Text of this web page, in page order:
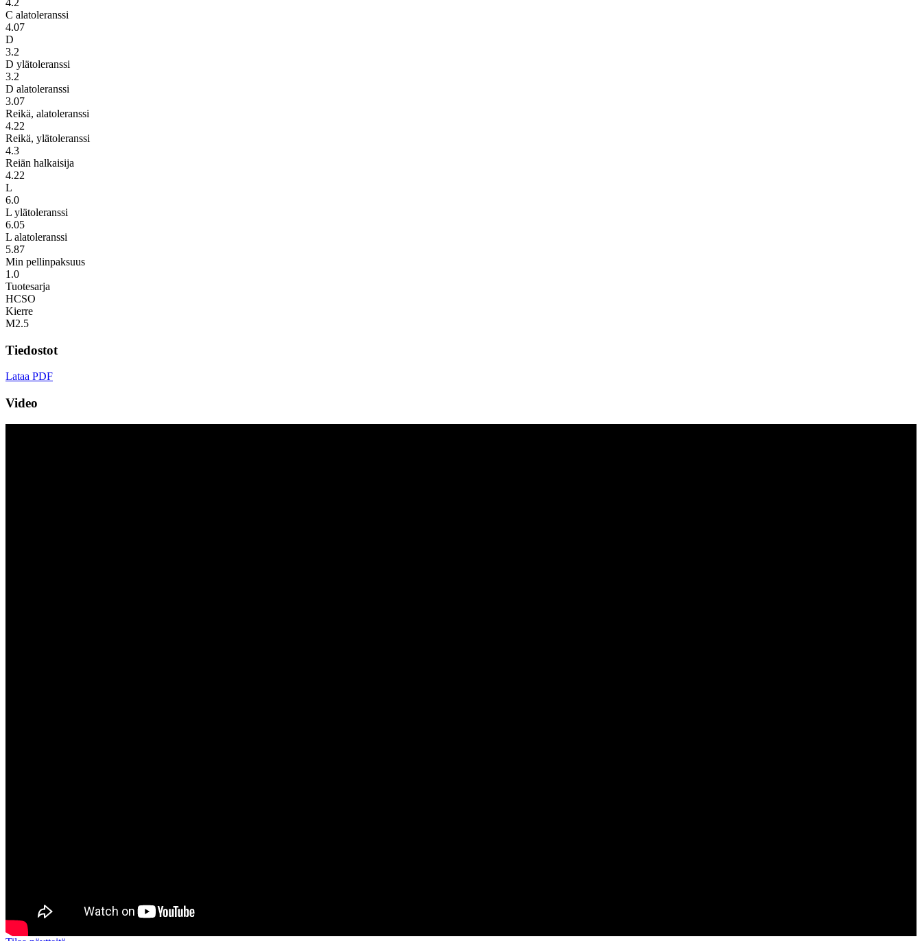
C alatoleranssi
4.07
D
3.2
D ylätoleranssi
3.2
D alatoleranssi
3.07
Reikä, alatoleranssi
4.22
Reikä, ylätoleranssi
4.3
Reiän halkaisija
4.22
L
6.0
L ylätoleranssi
6.05
L alatoleranssi
5.87
Min pellinpaksuus
1.0
Tuotesarja
HCSO
Kierre
M2.5
Tiedostot
Lataa PDF
Video